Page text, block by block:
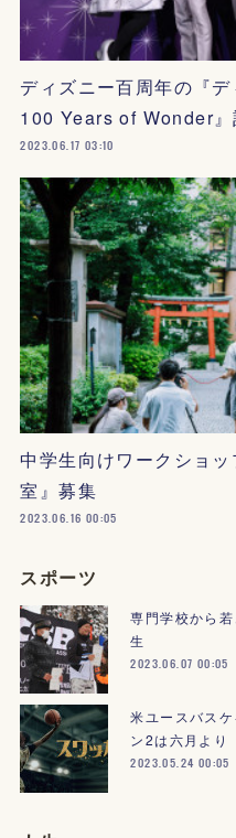
ディズニー百周年の『
100 Years of Wonder』
2023.06.17 03:10
中学生向けワークショ
室』募集
2023.06.16 00:05
スポーツ
専門学校から
生
2023.06.07 00:05
米ユースバス
ン2は六月より
2023.05.24 00:05